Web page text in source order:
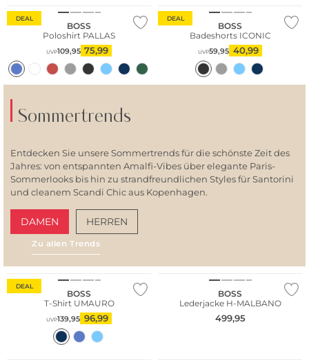
DEAL
BOSS
Poloshirt PALLAS
UVP109,95 75,99
DEAL
BOSS
Badeshorts ICONIC
UVP59,95 40,99
Sommertrends
Entdecken Sie unsere Sommertrends für die schönste Zeit des
Jahres: von entspannten Amalfi-Vibes über elegante Paris-
Sommerlooks bis hin zu strandfreundlichen Styles für Santorini
und cleanem Scandi Chic aus Kopenhagen.
DAMEN HERREN
Zu allen Trends
DEAL
BOSS
T-Shirt UMAURO
UVP139,95 96,99
BOSS
Lederjacke H-MALBANO
499,95
Große Größen